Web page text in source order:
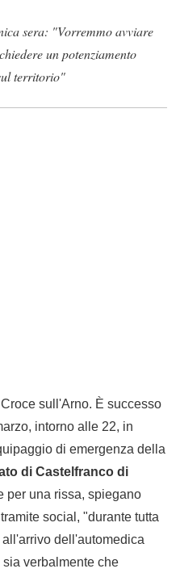
sera: "Vorremmo avviare
un potenziamento
territorio"
sull'Arno. È successo
intorno alle 22, in
di emergenza della
di Castelfranco di
per una rissa, spiegano
social, "durante tutta
dell'automedica
verbalmente che